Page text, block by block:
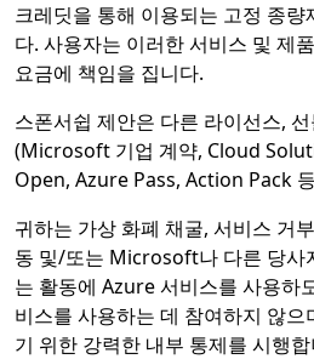
크레딧을 통해 이용되는 고정 종량
다. 사용자는 이러한 서비스 및 제
요금에 책임을 집니다.
스폰서쉽 제안은 다른 라이선스,
(Microsoft 기업 계약, Cloud
Open, Azure Pass, Action Pack
귀하는 가상 화폐 채굴, 서비스 거
동 및/또는 Microsoft나 다른 당사
는 활동에 Azure 서비스를 사용하
비스를 사용하는 데 참여하지 않
기 위한 강력한 내부 통제를 시행